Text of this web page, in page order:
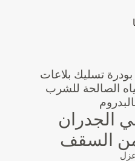
بودرة تسليك بلاعات
الصالحة للشرب
الجدران
من السقف